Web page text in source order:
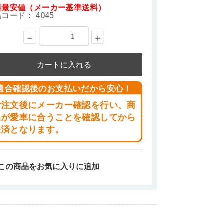
安値（メーカー基準送料）
コード：4045
－ ＋
カートに入れる
合確認後のお支払いだから安心！
文後にメーカー確認を行い、商
愛車に合うことを確認してから
となります。
の商品をお気に入りに追加